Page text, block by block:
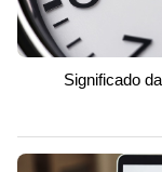
Significado